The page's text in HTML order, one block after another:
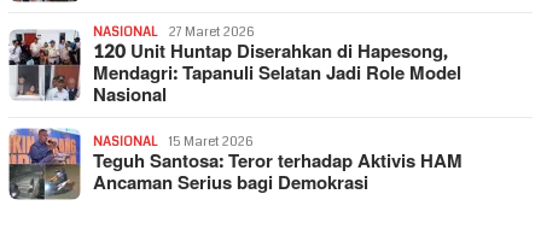
NASIONAL 27 Maret 2026
120 Unit Huntap Diserahkan di Hapesong,
Mendagri: Tapanuli Selatan Jadi Role Model
Nasional
NASIONAL 15 Maret 2026
Teguh Santosa: Teror terhadap Aktivis HAM
Ancaman Serius bagi Demokrasi